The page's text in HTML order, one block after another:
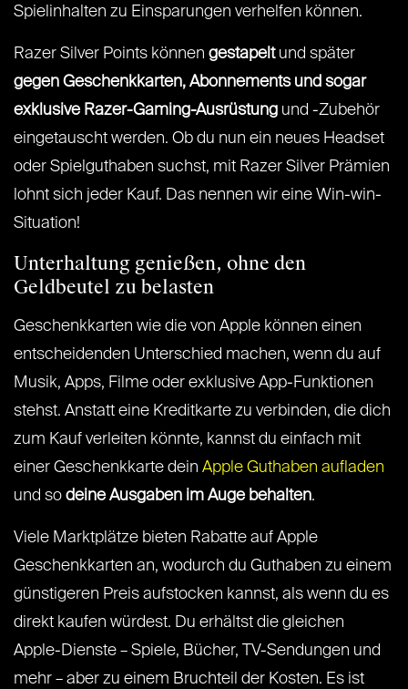
Spielinhalten zu Einsparungen verhelfen können.
Razer Silver Points können gestapeltund später
gegen Geschenkkarten, Abonnements und sogar
exklusive Razer-Gaming-Ausrüstung und -Zubehör
eingetauscht werden. Ob du nun ein neues Headset
oder Spielguthaben suchst, mit Razer Silver Prämien
lohnt sich jeder Kauf. Das nennen wir eine Win-win-
Situation!
Unterhaltung genießen, ohne den
Geldbeutel zu belasten
Geschenkkarten wie die von Apple können einen
entscheidenden Unterschied machen, wenn du auf
Musik, Apps, Filme oder exklusive App-Funktionen
stehst. Anstatt eine Kreditkarte zu verbinden, die dich
zum Kauf verleiten könnte, kannst du einfach mit
einer Geschenkkarte dein Apple Guthaben aufladen
und so deine Ausgaben im Auge behalten.
Viele Marktplätze bieten Rabatte auf Apple
Geschenkkarten an, wodurch du Guthaben zu einem
günstigeren Preis aufstocken kannst, als wenn du es
direkt kaufen würdest. Du erhältst die gleichen
Apple-Dienste – Spiele, Bücher, TV-Sendungen und
mehr – aber zu einem Bruchteil der Kosten. Es ist